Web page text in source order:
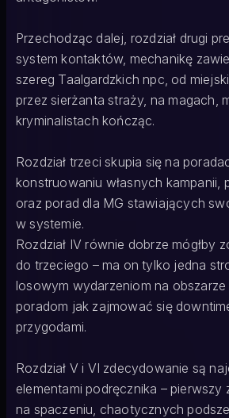
Przechodząc dalej, rozdział drugi
system kontaktów, mechanikę
szereg Taalgardzkich npc, od
przez sierżanta straży, na magach,
kryminalistach kończąc.
Rozdział trzeci skupia się na
konstruowaniu własnych kampanii,
oraz porad dla MG stawiających
w systemie.
Rozdział IV równie dobrze mógłby
do trzeciego – ma on tylko jedna
losowym wydarzeniom na obszarze
poradom jak zajmować się
przygodami.
Rozdział V i VI zdecydowanie są
elementami podręcznika – pierwszy
na spaczeniu, chaotycznych